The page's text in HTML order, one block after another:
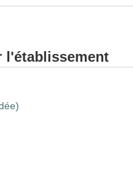
l'établissement